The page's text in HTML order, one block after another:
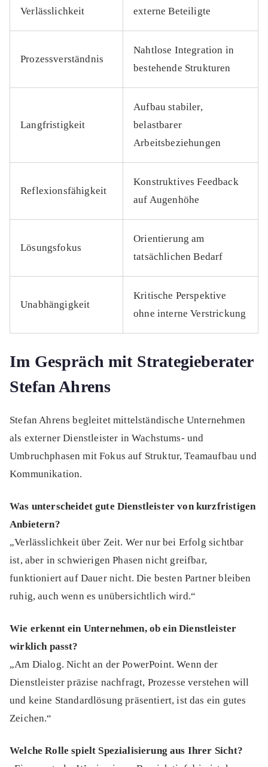
Verlässlichkeit
externe Beteiligte
Prozessverständnis
Nahtlose Integration in
bestehende Strukturen
Langfristigkeit
Aufbau stabiler,
belastbarer
Arbeitsbeziehungen
Reflexionsfähigkeit
Konstruktives Feedback
auf Augenhöhe
Lösungsfokus
Orientierung am
tatsächlichen Bedarf
Unabhängigkeit
Kritische Perspektive
ohne interne Verstrickung
Im Gespräch mit Strategieberater
Stefan Ahrens
Stefan Ahrens begleitet mittelständische Unternehmen
als externer Dienstleister in Wachstums- und
Umbruchphasen mit Fokus auf Struktur, Teamaufbau und
Kommunikation.
Was unterscheidet gute Dienstleister von kurzfristigen
Anbietern?
„Verlässlichkeit über Zeit. Wer nur bei Erfolg sichtbar
ist, aber in schwierigen Phasen nicht greifbar,
funktioniert auf Dauer nicht. Die besten Partner bleiben
ruhig, auch wenn es unübersichtlich wird.“
Wie erkennt ein Unternehmen, ob ein Dienstleister
wirklich passt?
„Am Dialog. Nicht an der PowerPoint. Wenn der
Dienstleister präzise nachfragt, Prozesse verstehen will
und keine Standardlösung präsentiert, ist das ein gutes
Zeichen.“
Welche Rolle spielt Spezialisierung aus Ihrer Sicht?